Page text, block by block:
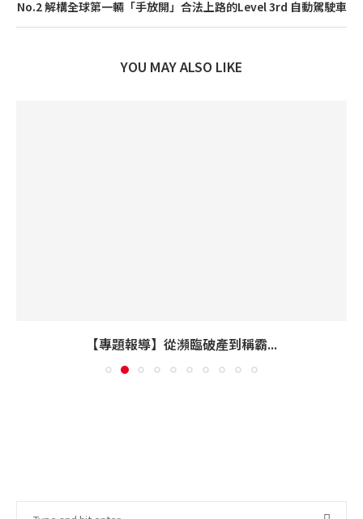
No.2 解構全球第一輛「手放開」合法上路的Level 3rd 自動駕駛車
YOU MAY ALSO LIKE
【專題報導】從瀕臨破產到稱霸...